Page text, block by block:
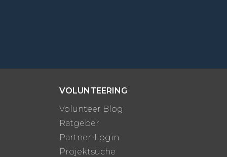
VOLUNTEERING
Volunteer Blog
Ratgeber
Partner-Login
Projektsuche